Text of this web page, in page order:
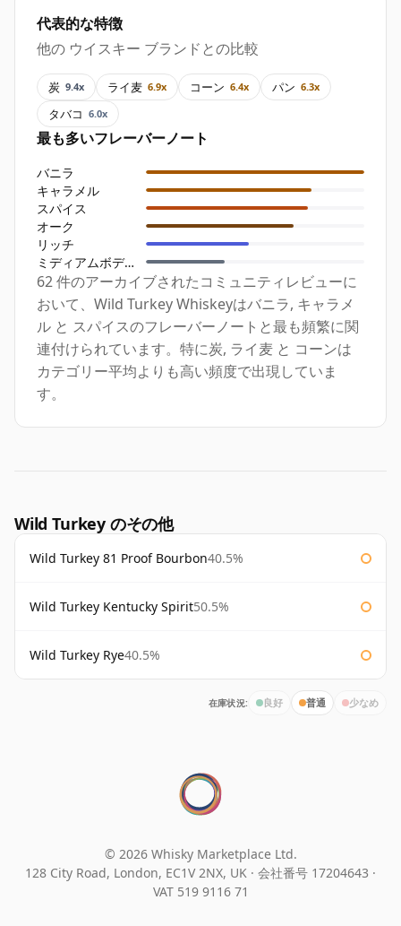
代表的な特徴
他の ウイスキー ブランドとの比較
炭 9.4x ライ麦 6.9x コーン 6.4x パン 6.3x
タバコ 6.0x
最も多いフレーバーノート
バニラ
キャラメル
スパイス
オーク
リッチ
ミディアムボディ
62 件のアーカイブされたコミュニティレビューに
おいて、Wild Turkey Whiskeyはバニラ, キャラメ
ル と スパイスのフレーバーノートと最も頻繁に関
連付けられています。特に炭, ライ麦 と コーンは
カテゴリー平均よりも高い頻度で出現していま
す。
Wild Turkey のその他
Wild Turkey 81 Proof Bourbon40.5%
Wild Turkey Kentucky Spirit50.5%
Wild Turkey Rye40.5%
在庫状況: 良好 普通 少なめ
© 2026 Whisky Marketplace Ltd.
128 City Road, London, EC1V 2NX, UK · 会社番号 17204643 ·
VAT 519 9116 71